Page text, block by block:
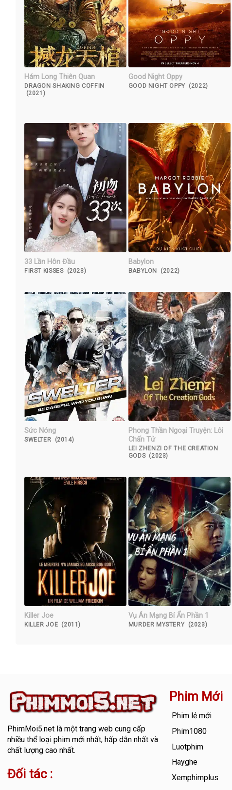
Hám Long Thiên Quan
DRAGON SHAKING COFFIN
(2021)
Good Night Oppy
GOOD NIGHT OPPY (2022)
33 Lần Hôn Đầu
FIRST KISSES (2023)
Babylon
BABYLON (2022)
Sức Nóng
SWELTER (2014)
Phong Thần Ngoại Truyện: Lôi
Chấn Tử
LEI ZHENZI OF THE CREATION
GODS (2023)
Killer Joe
KILLER JOE (2011)
Vụ Án Mạng Bí Ẩn Phần 1
MURDER MYSTERY (2023)
PhimMoi5.netlà một trang web cung cấp
nhiều thể loại phim mới nhất, hấp dẫn nhất và
chất lượng cao nhất.
Đối tác :
Phim Mới
Phim lẻ mới
Phim1080
Luotphim
Hayghe
Xemphimplus